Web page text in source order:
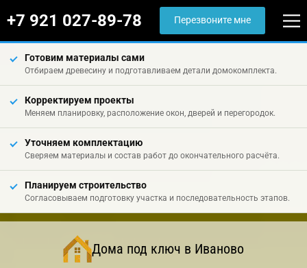
+7 921 027-89-78 Перезвоните мне
Готовим материалы сами
Отбираем древесину и подготавливаем детали домокомплекта.
Корректируем проекты
Меняем планировку, расположение окон, дверей и перегородок.
Уточняем комплектацию
Сверяем материалы и состав работ до окончательного расчёта.
Планируем строительство
Согласовываем подготовку участка и последовательность этапов.
Дома под ключ в Иваново